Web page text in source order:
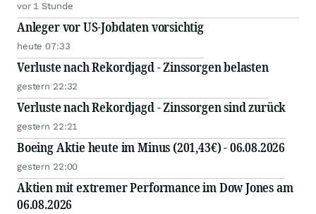
vor 1 Stunde
Anleger vor US-Jobdaten vorsichtig
heute 07:33
Verluste nach Rekordjagd - Zinssorgen belasten
gestern 22:32
Verluste nach Rekordjagd - Zinssorgen sind zurück
gestern 22:21
Boeing Aktie heute im Minus (201,43€) - 06.08.2026
gestern 22:00
Aktien mit extremer Performance im Dow Jones am
06.08.2026